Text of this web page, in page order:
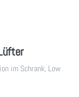
im Schrank, Low